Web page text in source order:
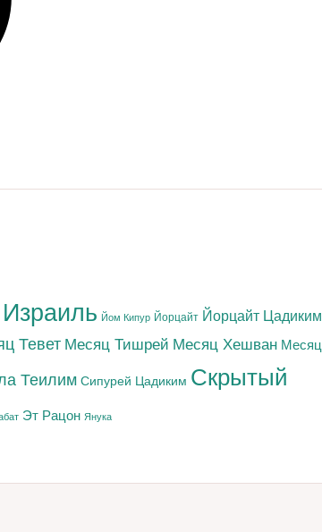
Израиль Йом Кипур Йорцайт Йорцайт Цадиким
Тевет Месяц Тишрей Месяц Хешван Месяц
Теилим Сипурей Цадиким Скрытый
Эт Рацон Янука